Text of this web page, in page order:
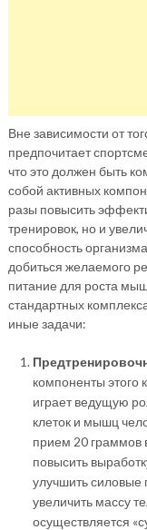
Вне зависимости от
предпочитает
что это должен быть
собой активных
разы повысить
тренировок, но и
способность
добиться желаемого
питание для роста
стандартных
иные задачи:
компоненты этого
играет ведущую
клеток и мышц
прием 20 граммов
повысить
улучшить силовые
увеличить массу
осуществляется